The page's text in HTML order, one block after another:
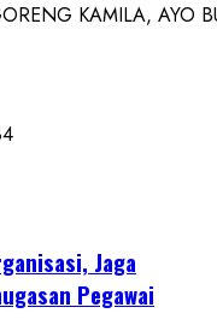
KAMILA, AYO
Jaga
Pegawai